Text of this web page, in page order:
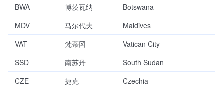
BWA
博茨瓦纳
Botswana
MDV
马尔代夫
Maldives
VAT
梵蒂冈
Vatican City
SSD
南苏丹
South Sudan
CZE
捷克
Czechia